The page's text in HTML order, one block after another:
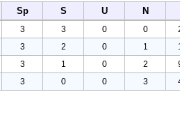
Sp S U N
3 3 0 0
3 2 0 1
3 1 0 2
3 0 0 3